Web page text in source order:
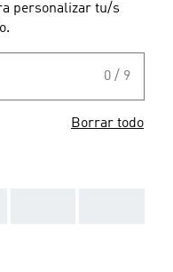
personalizar tu/s
0 / 9
Borrar todo